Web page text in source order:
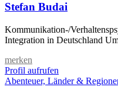
Stefan Budai
Kommunikation-/
Integration in Deutschland
merken
Profil aufrufen
Abenteuer, Länder &